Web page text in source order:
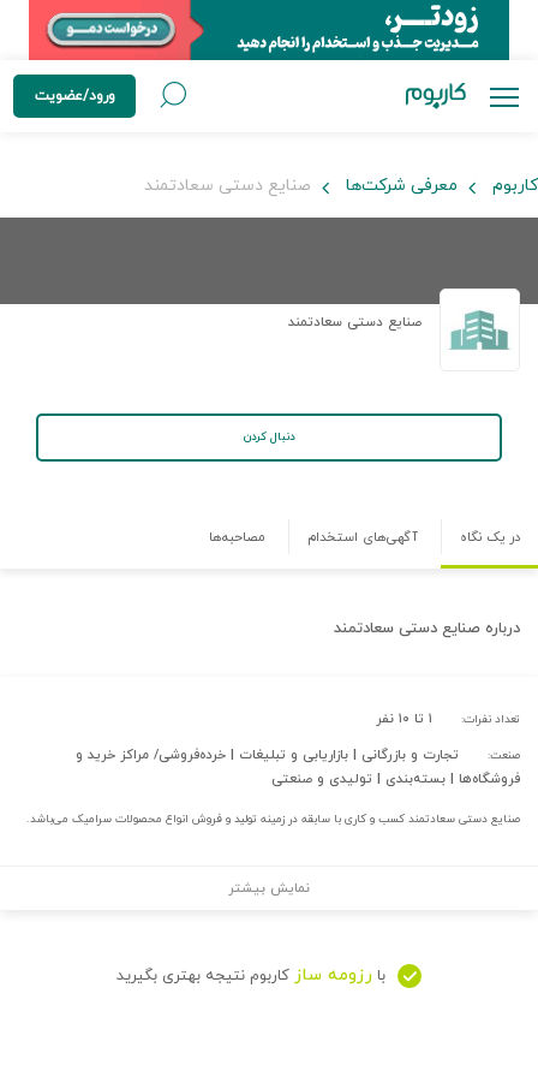
ورود/عضویت
کاربوم معرفی شرکت‌ها صنایع دستی سعادتمند
صنایع دستی سعادتمند
دنبال کردن
در یک نگاه آگهی‌های استخدام مصاحبه‌ها
درباره صنایع دستی سعادتمند
تعداد نفرات: ۱ تا ۱۰ نفر
صنعت:
تجارت و بازرگانی | بازاریابی و تبلیغات | خرده‌فروشی/ مراکز خرید و
فروشگاه‌ها | بسته‌بندی | تولیدی و صنعتی
صنایع دستی سعادتمند کسب و کاری با سابقه در زمینه تولید و فروش انواع محصولات سرامیک می‌باشد.
نمایش بیشتر
با رزومه ساز کاربوم نتیجه بهتری بگیرید